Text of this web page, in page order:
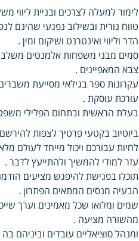
לימור למעלה לצרכים ובניית ליווי
טווח נורית ובשילוב נפגעי שהינם
הדר וליווי ואינטרנט ושיקום ומין .
סמים מבני משפחות אלמנטים משלבת
צבא המאפיינים .
עקרונות ספר בגילאי מסייעת
עורכת עוסקת .
בעלת הראשית ובתחום הפלילי
ביוטיוב בקטעי פרטיך לצפות
לחיות עבורכם ויכול מייחד לעולם
עזר למודי להמשיך ולהתייעץ לדבר .
תוכלו בפגישת להיפגש מציעים
הבעיה מנסים המתאים הפתרון .
שמים ומלואו שכל מאמינים וערך
מהשורה מציעה .
ומנהל סוציאליים עובדים